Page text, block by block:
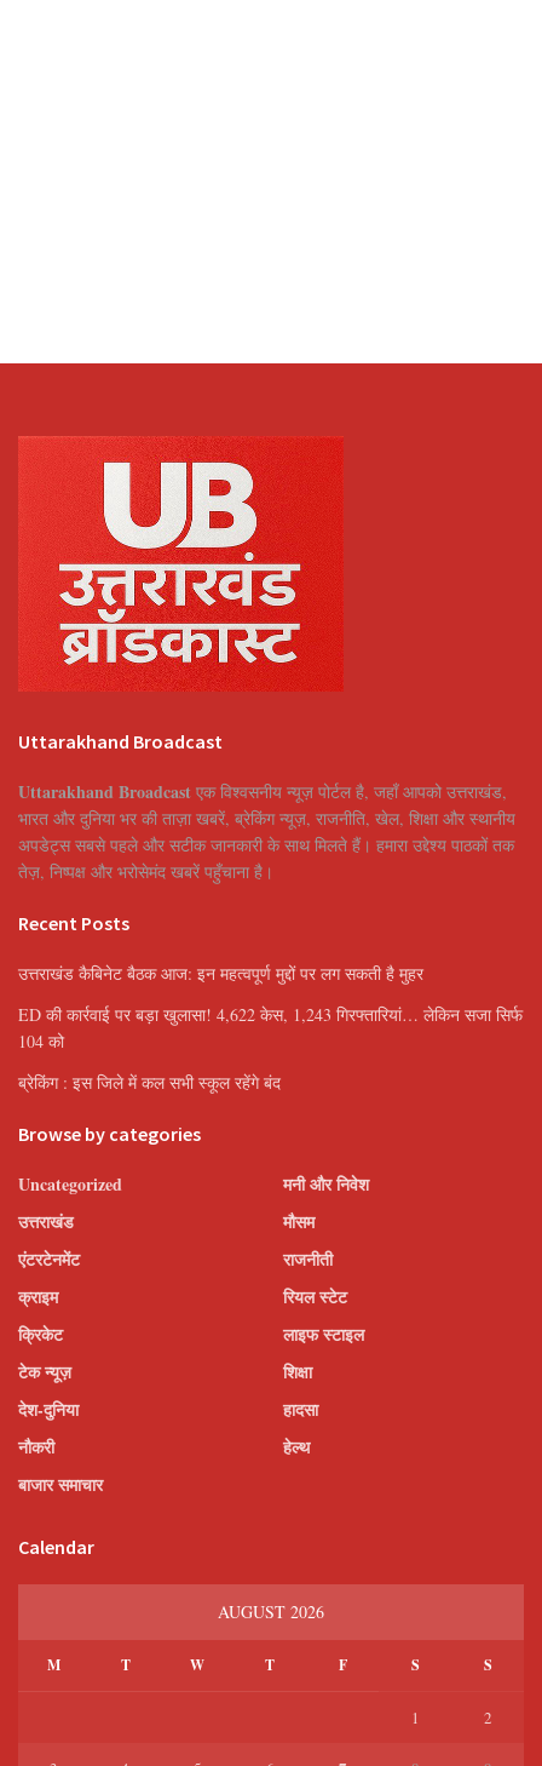
Uttarakhand Broadcast
Uttarakhand Broadcast एक विश्वसनीय न्यूज़ पोर्टल है, जहाँ आपको उत्तराखंड,
भारत और दुनिया भर की ताज़ा खबरें, ब्रेकिंग न्यूज़, राजनीति, खेल, शिक्षा और स्थानीय
अपडेट्स सबसे पहले और सटीक जानकारी के साथ मिलते हैं। हमारा उद्देश्य पाठकों तक
तेज़, निष्पक्ष और भरोसेमंद खबरें पहुँचाना है।
Recent Posts
उत्तराखंड कैबिनेट बैठक आज: इन महत्वपूर्ण मुद्दों पर लग सकती है मुहर
ED की कार्रवाई पर बड़ा खुलासा! 4,622 केस, 1,243 गिरफ्तारियां… लेकिन सजा सिर्फ
104 को
ब्रेकिंग : इस जिले में कल सभी स्कूल रहेंगे बंद
Browse by categories
Uncategorized
उत्तराखंड
एंटरटेनमेंट
क्राइम
क्रिकेट
टेक न्यूज़
देश-दुनिया
नौकरी
बाजार समाचार
मनी और निवेश
मौसम
राजनीती
रियल स्टेट
लाइफ स्टाइल
शिक्षा
हादसा
हेल्थ
Calendar
AUGUST 2026
M T W T F S S
1 2